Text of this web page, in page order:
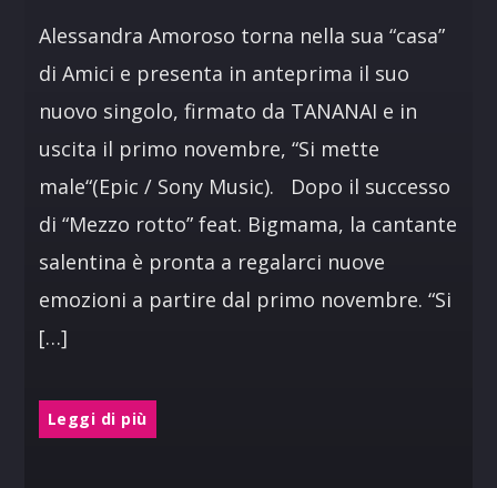
Alessandra Amoroso torna nella sua “casa”
di Amici e presenta in anteprima il suo
nuovo singolo, firmato da TANANAI e in
uscita il primo novembre, “Si mette
male“(Epic / Sony Music). Dopo il successo
di “Mezzo rotto” feat. Bigmama, la cantante
salentina è pronta a regalarci nuove
emozioni a partire dal primo novembre. “Si
[…]
Leggi di più